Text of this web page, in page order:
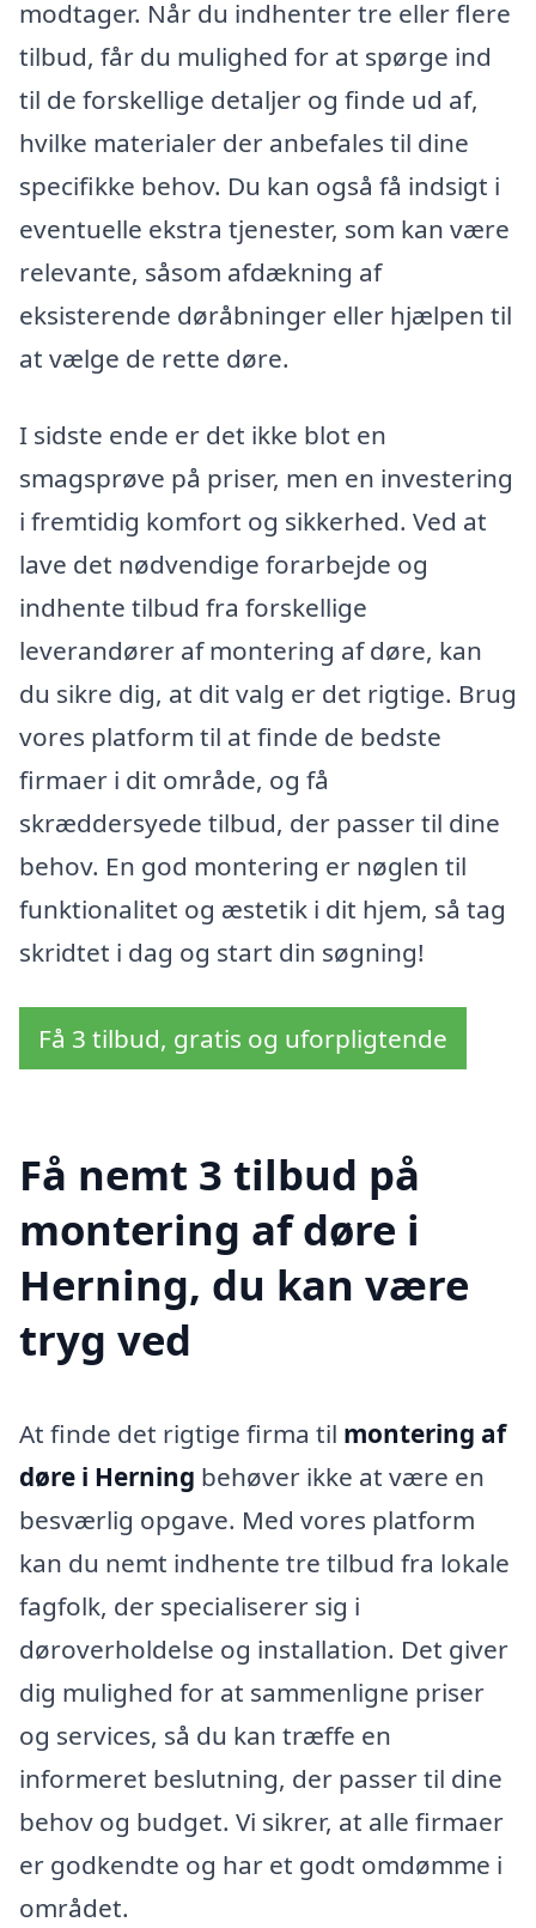
modtager. Når du indhenter tre eller flere
tilbud, får du mulighed for at spørge ind
til de forskellige detaljer og finde ud af,
hvilke materialer der anbefales til dine
specifikke behov. Du kan også få indsigt i
eventuelle ekstra tjenester, som kan være
relevante, såsom afdækning af
eksisterende døråbninger eller hjælpen til
at vælge de rette døre.
I sidste ende er det ikke blot en
smagsprøve på priser, men en investering
i fremtidig komfort og sikkerhed. Ved at
lave det nødvendige forarbejde og
indhente tilbud fra forskellige
leverandører af montering af døre, kan
du sikre dig, at dit valg er det rigtige. Brug
vores platform til at finde de bedste
firmaer i dit område, og få
skræddersyede tilbud, der passer til dine
behov. En god montering er nøglen til
funktionalitet og æstetik i dit hjem, så tag
skridtet i dag og start din søgning!
Få 3 tilbud, gratis og uforpligtende
Få nemt 3 tilbud på
montering af døre i
Herning, du kan være
tryg ved
At finde det rigtige firma til montering af
døre i Herning behøver ikke at være en
besværlig opgave. Med vores platform
kan du nemt indhente tre tilbud fra lokale
fagfolk, der specialiserer sig i
døroverholdelse og installation. Det giver
dig mulighed for at sammenligne priser
og services, så du kan træffe en
informeret beslutning, der passer til dine
behov og budget. Vi sikrer, at alle firmaer
er godkendte og har et godt omdømme i
området.